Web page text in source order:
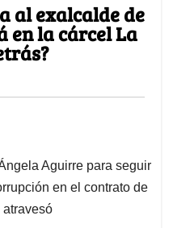
al exalcalde de
en la cárcel La
Aguirre para seguir
en el contrato de
atravesó